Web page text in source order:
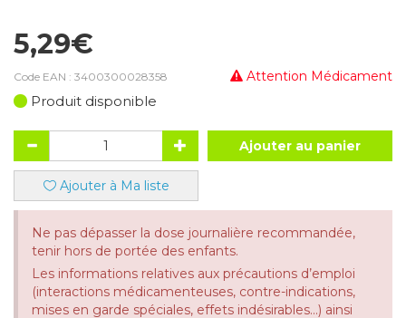
5,29€
Attention Médicament
Code EAN : 3400300028358
Produit disponible
Ajouter au panier
Ajouter à Ma liste
Ne pas dépasser la dose journalière recommandée,
tenir hors de portée des enfants.
Les informations relatives aux précautions d’emploi
(interactions médicamenteuses, contre-indications,
mises en garde spéciales, effets indésirables...) ainsi